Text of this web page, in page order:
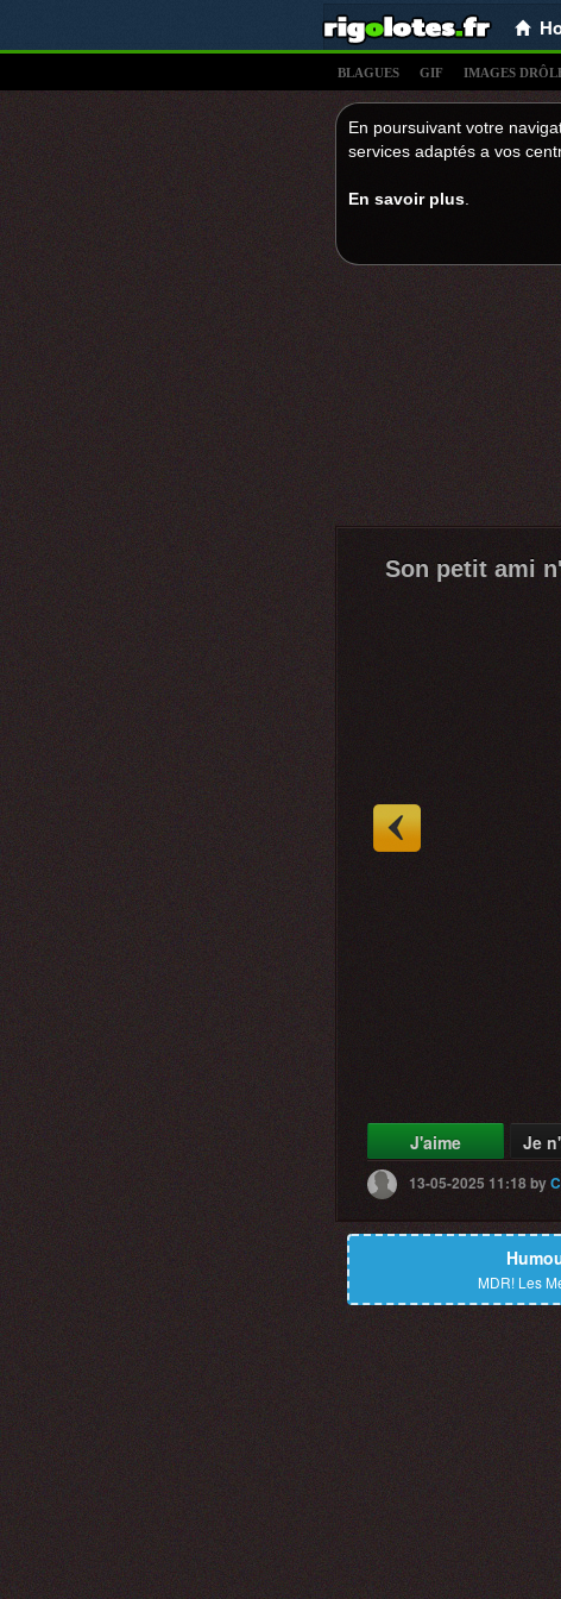
BLAGUES GIF IMAGES
En poursuivant votre
services adaptés a vos
En savoir plus
Son petit ami
J'aime Je
13-05-2025 11:18by
MDR! Les